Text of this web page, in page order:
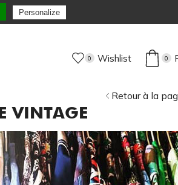
expédiée sous 72H Max !
0 Wishlist 0
VINTAGE
Retour à la
Personalize